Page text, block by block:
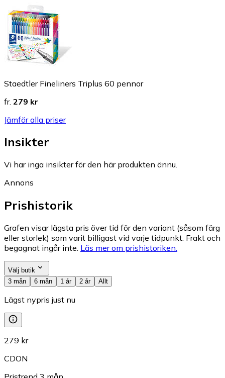
Staedtler Fineliners Triplus 60 pennor
fr. 279 kr
Jämför alla priser
Insikter
Vi har inga insikter för den här produkten ännu.
Annons
Prishistorik
Grafen visar lägsta pris över tid för den variant (såsom färg
eller storlek) som varit billigast vid varje tidpunkt. Frakt och
begagnat ingår inte. Läs mer om prishistoriken.
Välj butik
3 mån
6 mån 1 år 2 år Allt
Lägst nypris just nu
279 kr
CDON